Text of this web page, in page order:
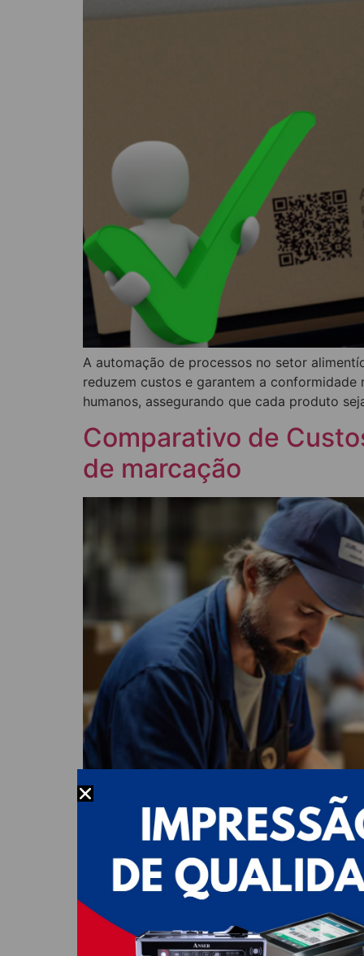
A automação de processos no setor
reduzem custos e garantem a
humanos, assegurando que cada produto
Comparativo de
de marcação
A escolha entre datadoras automáticas e
datadoras automáticas, embora envolvam